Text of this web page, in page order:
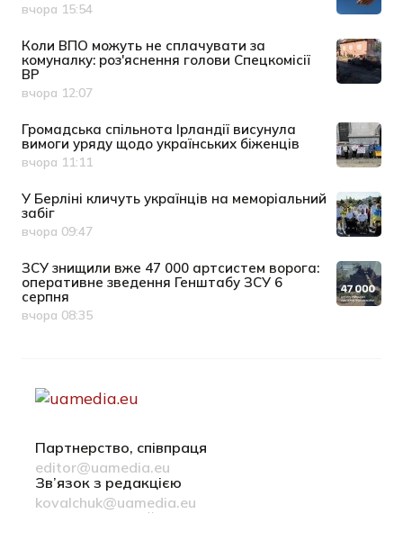
Дата публікації
вчора 15:54
Коли ВПО можуть не сплачувати за
комуналку: роз'яснення голови Спецкомісії
ВР
Дата публікації
вчора 12:07
Громадська спільнота Ірландії висунула
вимоги уряду щодо українських біженців
Дата публікації
вчора 11:11
У Берліні кличуть українців на меморіальний
забіг
Дата публікації
вчора 09:47
ЗСУ знищили вже 47 000 артсистем ворога:
оперативне зведення Генштабу ЗСУ 6
серпня
Дата публікації
вчора 08:35
Партнерство, співпраця
editor@uamedia.eu
Зв’язок з редакцією
kovalchuk@uamedia.eu
Новини компаній